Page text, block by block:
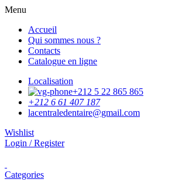
Menu
Accueil
Qui sommes nous ?
Contacts
Catalogue en ligne
Localisation
+212 5 22 865 865
+212 6 61 407 187
lacentraledentaire@gmail.com
Wishlist
Login / Register
Categories